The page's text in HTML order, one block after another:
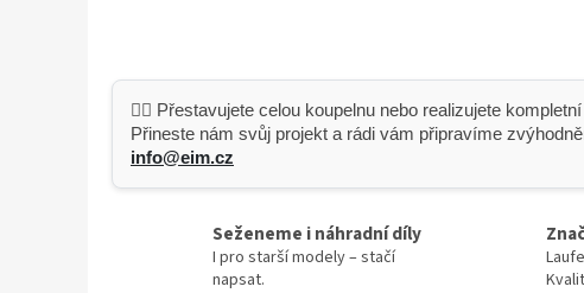
👷‍♂️ Přestavujete celou koupelnu nebo realizujete
Přineste nám svůj projekt a rádi vám připravíme
info@eim.cz
Seženeme i náhradní díly
I pro starší modely – stačí
napsat.